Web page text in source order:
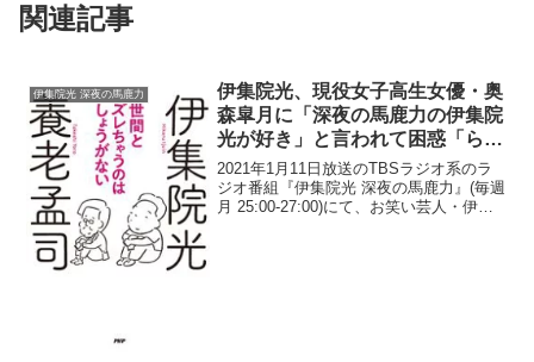
関連記事
伊集院光 深夜の馬鹿力
伊集院光、現役女子高生女優・奥
森皐月に「深夜の馬鹿力の伊集院
光が好き」と言われて困惑「らじ
おとに、どう迎えるのが正し
い？」
2021年1月11日放送のTBSラジオ系のラ
ジオ番組『伊集院光 深夜の馬鹿力』(毎週
月 25:00-27:00)にて、お笑い芸人・伊集